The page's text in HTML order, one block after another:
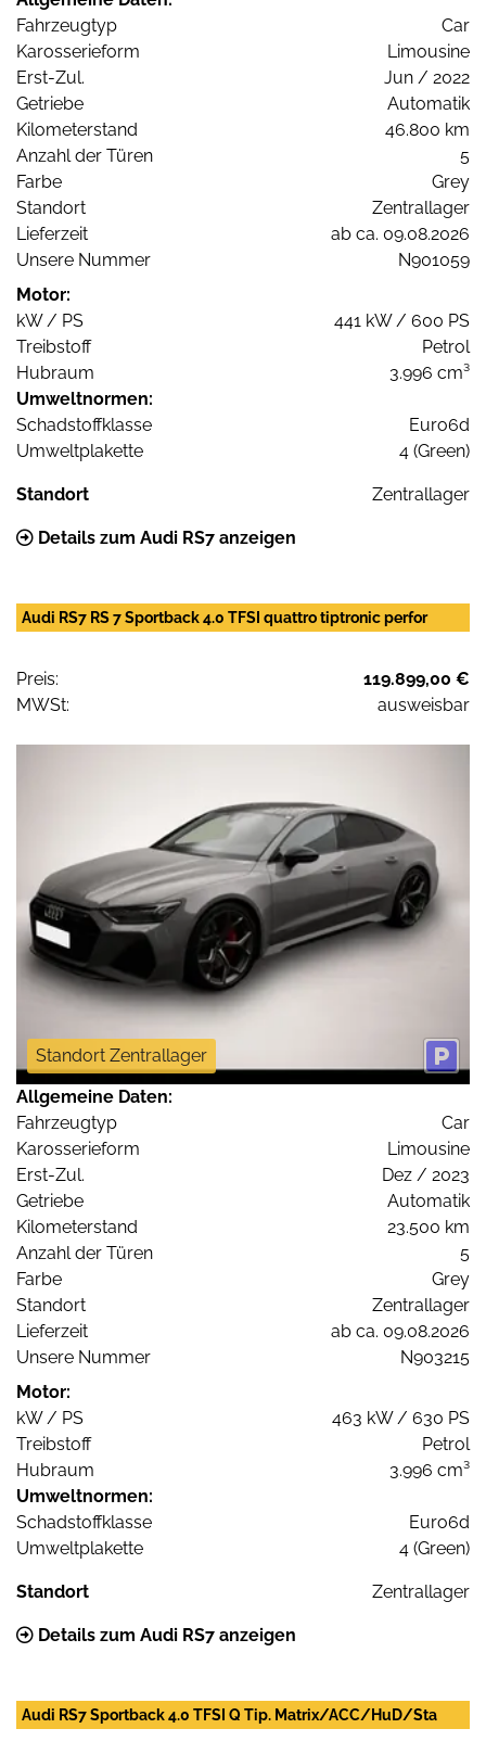
Fahrzeugtyp
Car
Karosserieform
Limousine
Erst-Zul.
Jun / 2022
Getriebe
Automatik
Kilometerstand
46.800 km
Anzahl der Türen
5
Farbe
Grey
Standort
Zentrallager
Lieferzeit
ab ca. 09.08.2026
Unsere Nummer
N901059
Motor:
kW / PS
441 kW / 600 PS
Treibstoff
Petrol
Hubraum
3.996 cm³
Umweltnormen:
Schadstoffklasse
Euro6d
Umweltplakette
4 (Green)
Standort Zentrallager
Details zum Audi RS7 anzeigen
Audi RS7 RS 7 Sportback 4.0 TFSI quattro tiptronic perfor
Preis:
119.899,00 €
MWSt:
ausweisbar
Standort Zentrallager
Allgemeine Daten:
Fahrzeugtyp
Car
Karosserieform
Limousine
Erst-Zul.
Dez / 2023
Getriebe
Automatik
Kilometerstand
23.500 km
Anzahl der Türen
5
Farbe
Grey
Standort
Zentrallager
Lieferzeit
ab ca. 09.08.2026
Unsere Nummer
N903215
Motor:
kW / PS
463 kW / 630 PS
Treibstoff
Petrol
Hubraum
3.996 cm³
Umweltnormen:
Schadstoffklasse
Euro6d
Umweltplakette
4 (Green)
Standort Zentrallager
Details zum Audi RS7 anzeigen
Audi RS7 Sportback 4.0 TFSI Q Tip. Matrix/ACC/HuD/Sta